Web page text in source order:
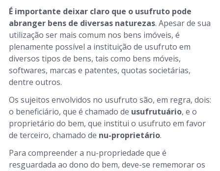
É importante deixar claro que o usufruto pode
abranger bens de diversas naturezas. Apesar de sua
utilização ser mais comum nos bens imóveis, é
plenamente possível a instituição de usufruto em
diversos tipos de bens, tais como bens móveis,
softwares, marcas e patentes, quotas societárias,
dentre outros.
Os sujeitos envolvidos no usufruto são, em regra, dois:
o beneficiário, que é chamado de usufrutuário, e o
proprietário do bem, que institui o usufruto em favor
de terceiro, chamado de nu-proprietário.
Para compreender a nu-propriedade que é
resguardada ao dono do bem, deve-se rememorar os